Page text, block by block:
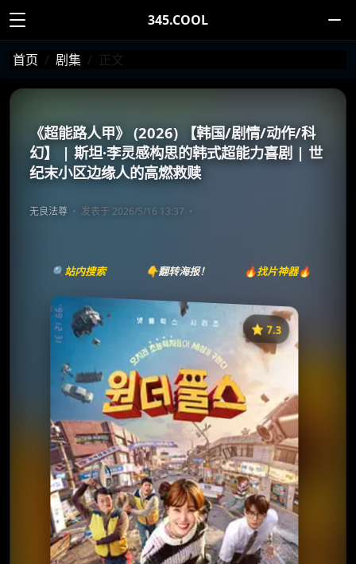
345.COOL
首页 剧集 正文
《超能路人甲》 (2026) 【韩国/剧情/动作/科
幻】 | 斯坦·李灵感构思的韩式超能力喜剧 | 世
纪末小区边缘人的高燃救赎
无良法尊 发表于 2026/5/16 13:37
🔍站内搜索 👇翻转海报！ 🔥找片神器🔥
⭐️ 7.3
《超能路人甲》
⭐️ 评分：7.3 | 🎬 2026年
✅ 已完结
夸克网盘
百度网盘